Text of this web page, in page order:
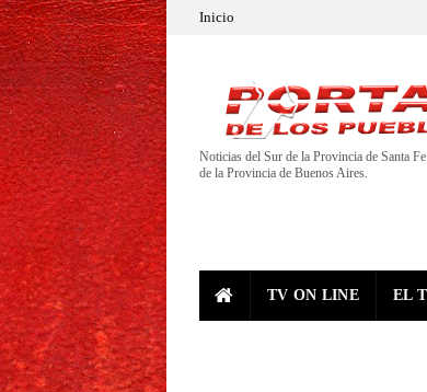
Inicio
Noticias del Sur de la Provincia de Santa
de la Provincia de Buenos Aires.
TV ON LINE EL